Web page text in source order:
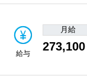
給与
月給
273,100